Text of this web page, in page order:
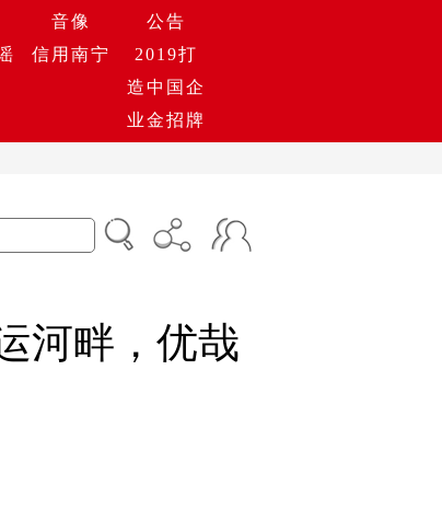
音像
公告
信用南宁
2019打
造中国企
业金招牌
河畔，优哉